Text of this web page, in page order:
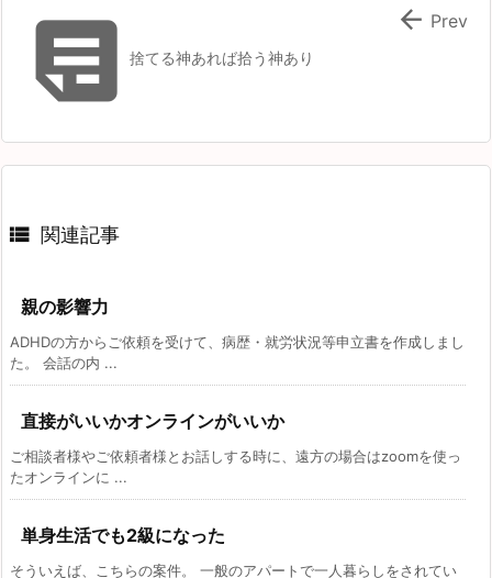
捨てる神あれば拾う神あり
 Prev
 関連記事
親の影響力
ADHDの方からご依頼を受けて、病歴・就労状況等申立書を作成しまし
た。 会話の内 ...
直接がいいかオンラインがいいか
ご相談者様やご依頼者様とお話しする時に、遠方の場合はzoomを使っ
たオンラインに ...
単身生活でも2級になった
そういえば、こちらの案件。 一般のアパートで一人暮らしをされてい